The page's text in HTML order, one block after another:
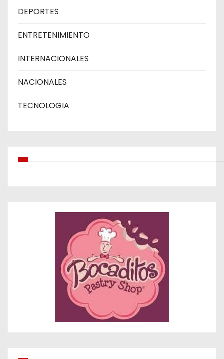
DEPORTES
ENTRETENIMIENTO
INTERNACIONALES
NACIONALES
TECNOLOGIA